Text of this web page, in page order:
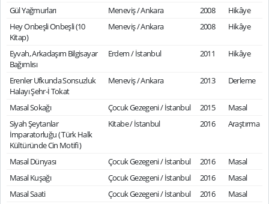
Gül Yağmurları
Meneviş / Ankara 2008
Hikâye
Hey Onbeşli Onbeşli (10
Kitap)
Meneviş / Ankara 2008 Hikâye
Eyvah, Arkadaşım Bilgisayar
Bağımlısı
Erdem / İstanbul 2011 Hikâye
Erenler Ufkunda Sonsuzluk
Halayı Şehr-İ Tokat
Meneviş / Ankara 2013 Derleme
Masal Sokağı Çocuk Gezegeni / İstanbul 2015
Masal
Siyah Şeytanlar
İmparatorluğu ( Türk Halk
Kültüründe Cin Motifi )
Kitabe / İstanbul 2016 Araştırma
Masal Dünyası Çocuk Gezegeni / İstanbul 2016
Masal
Masal Kuşağı
Çocuk Gezegeni / İstanbul 2016
Masal
Masal Saati
Çocuk Gezegeni / İstanbul 2016
Masal